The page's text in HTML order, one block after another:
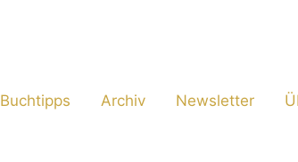
Buchtipps Archiv Newsletter